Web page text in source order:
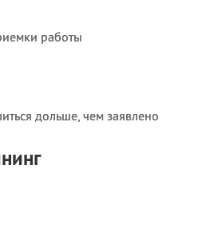
работы
дольше, чем заявлено